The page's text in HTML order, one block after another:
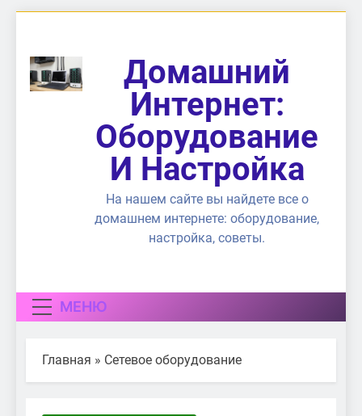
содержимому
Домашний
Интернет:
Оборудование
И Настройка
На нашем сайте вы найдете все о
домашнем интернете: оборудование,
настройка, советы.
МЕНЮ
Главная » Сетевое оборудование